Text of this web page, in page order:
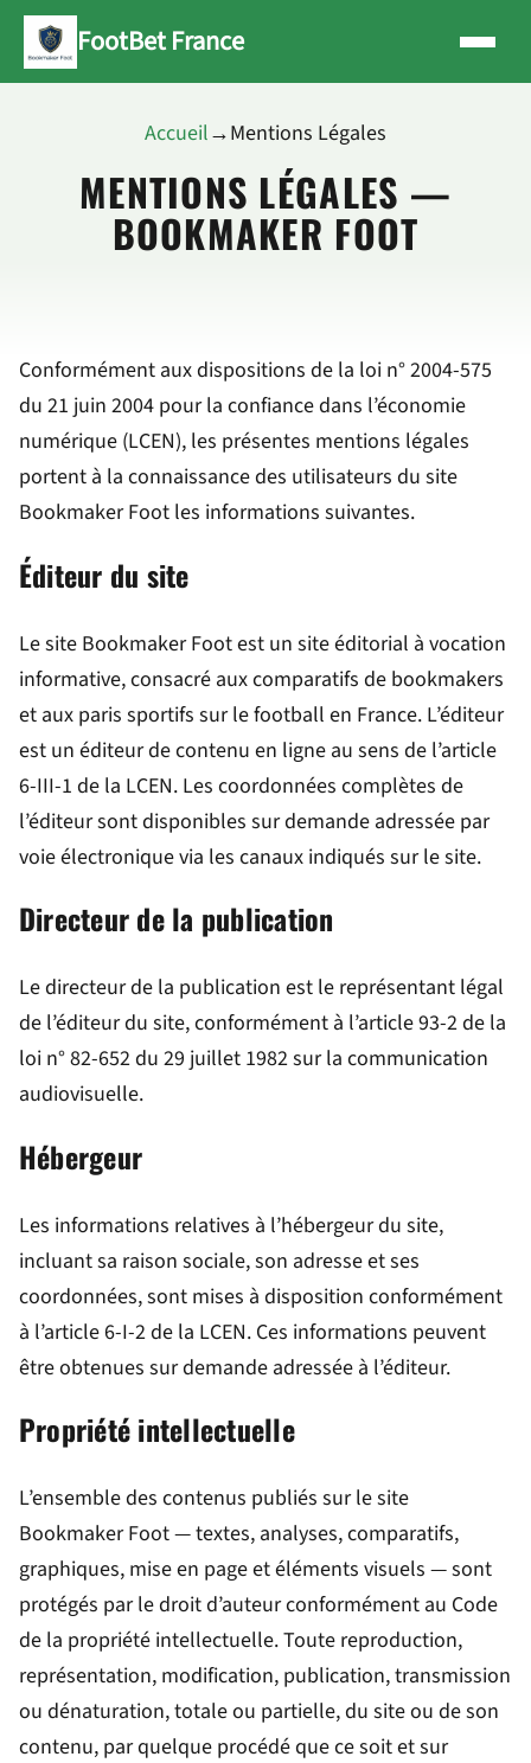
FootBet France
Accueil→Mentions Légales
MENTIONS LÉGALES —
BOOKMAKER FOOT
Conformément aux dispositions de la loi n° 2004-575
du 21 juin 2004 pour la confiance dans l’économie
numérique (LCEN), les présentes mentions légales
portent à la connaissance des utilisateurs du site
Bookmaker Foot les informations suivantes.
Éditeur du site
Le site Bookmaker Foot est un site éditorial à vocation
informative, consacré aux comparatifs de bookmakers
et aux paris sportifs sur le football en France. L’éditeur
est un éditeur de contenu en ligne au sens de l’article
6-III-1 de la LCEN. Les coordonnées complètes de
l’éditeur sont disponibles sur demande adressée par
voie électronique via les canaux indiqués sur le site.
Directeur de la publication
Le directeur de la publication est le représentant légal
de l’éditeur du site, conformément à l’article 93-2 de la
loi n° 82-652 du 29 juillet 1982 sur la communication
audiovisuelle.
Hébergeur
Les informations relatives à l’hébergeur du site,
incluant sa raison sociale, son adresse et ses
coordonnées, sont mises à disposition conformément
à l’article 6-I-2 de la LCEN. Ces informations peuvent
être obtenues sur demande adressée à l’éditeur.
Propriété intellectuelle
L’ensemble des contenus publiés sur le site
Bookmaker Foot — textes, analyses, comparatifs,
graphiques, mise en page et éléments visuels — sont
protégés par le droit d’auteur conformément au Code
de la propriété intellectuelle. Toute reproduction,
représentation, modification, publication, transmission
ou dénaturation, totale ou partielle, du site ou de son
contenu, par quelque procédé que ce soit et sur